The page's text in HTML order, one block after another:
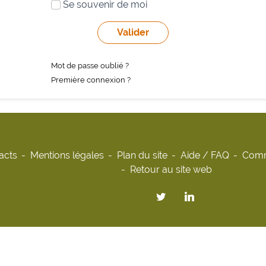
Se souvenir de moi
Mot de passe oublié ?
Première connexion ?
Mentions légales Plan du site Aide / FAQ
Retour au site web